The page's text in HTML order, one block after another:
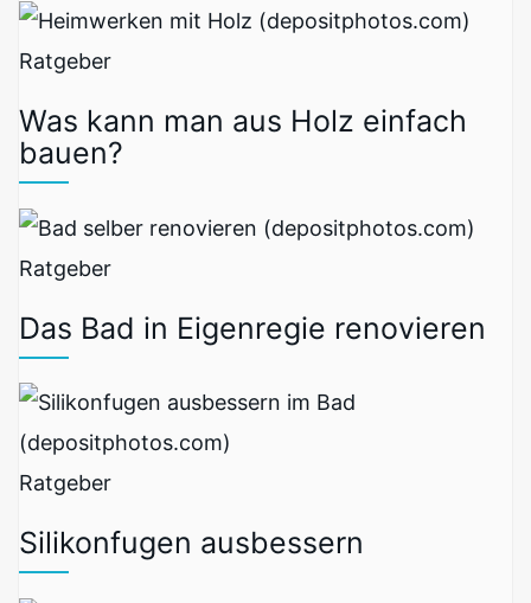
Ratgeber
Was kann man aus Holz einfach
bauen?
Ratgeber
Das Bad in Eigenregie renovieren
Ratgeber
Silikonfugen ausbessern